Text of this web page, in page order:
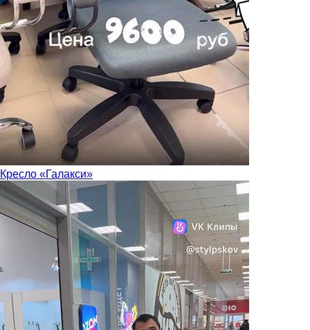
Кресло «Галакси»